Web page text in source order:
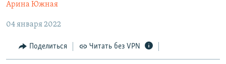
Вернутся
навигации
Вернутся
МНЕНИЯ
КУЛЬТУРА
IDEL.РЕАЛИИ
Арина Южная
04 января 2022
Поделиться Читать без VPN